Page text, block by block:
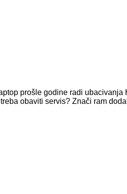
prošle godine radi
obaviti servis? Znači ram